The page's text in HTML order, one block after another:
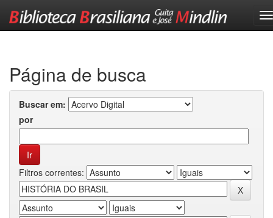
Página de busca
Buscar em:
por
Filtros correntes: